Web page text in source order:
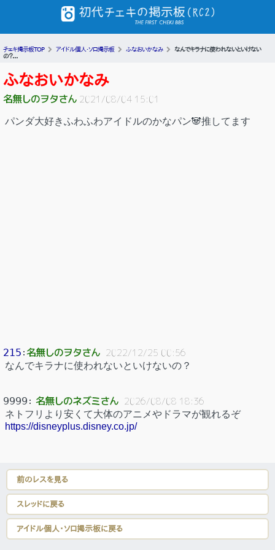
チェキ掲示板TOP アイドル個人・ソロ掲示板 ふなおいかなみ
なんでキラナに使われないといけない
の？...
ふなおいかなみ
名無しのヲタさん 2021/08/04 15:01
パンダ大好きふわふわアイドルのかなパン🐼推してます
215 ：名無しのヲタさん 2022/12/25 00:56
なんでキラナに使われないといけないの？
9999 ： 名無しのネズミさん 2026/08/08 18:36
ネトフリより安くて大体のアニメやドラマが観れるぞ
https://disneyplus.disney.co.jp/
前のレスを見る
スレッドに戻る
アイドル個人・ソロ掲示板に戻る